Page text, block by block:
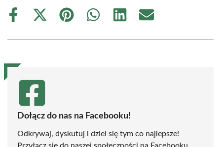
Share
Share
(Twitter)
Share
Share
Share
Share
Dołącz do nas na Facebooku!
Odkrywaj, dyskutuj i dziel się tym co najlepsze!